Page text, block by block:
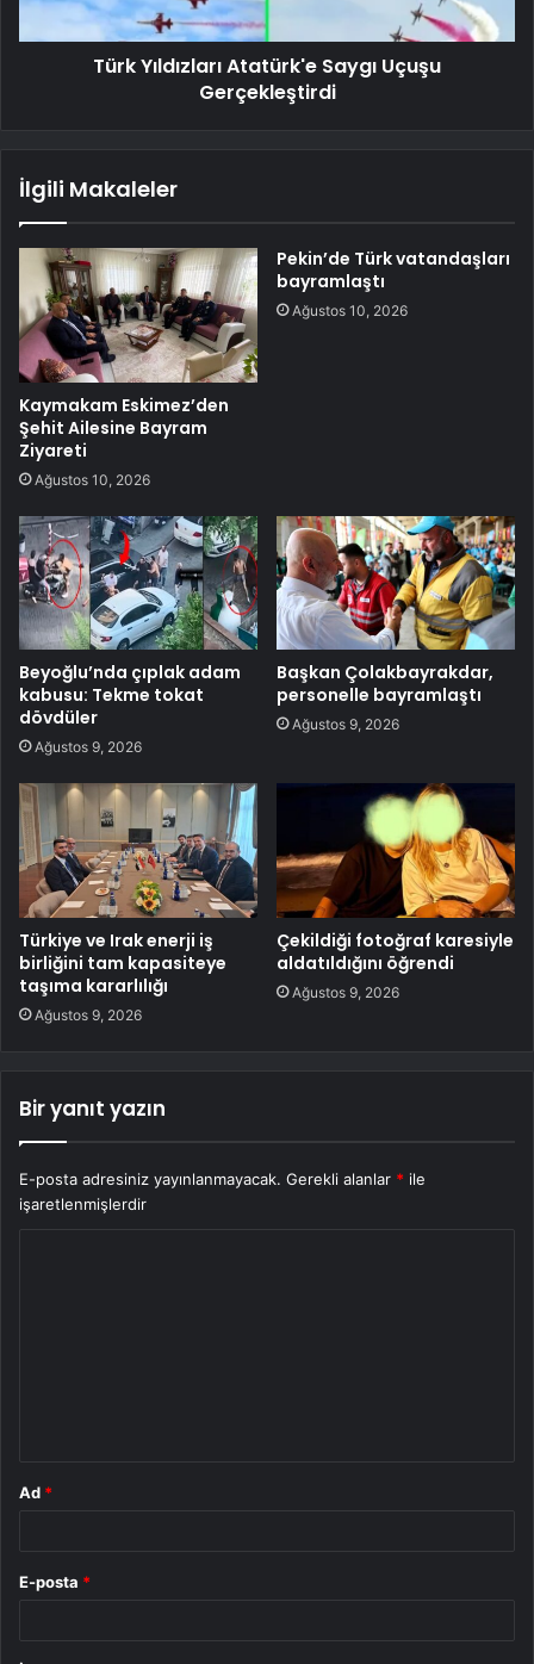
Türk Yıldızları Atatürk'e Saygı Uçuşu
Gerçekleştirdi
İlgili Makaleler
Kaymakam Eskimez’den
Şehit Ailesine Bayram
Ziyareti
Ağustos 10, 2026
Pekin’de Türk vatandaşları
bayramlaştı
Ağustos 10, 2026
Beyoğlu’nda çıplak adam
kabusu: Tekme tokat
dövdüler
Ağustos 9, 2026
Başkan Çolakbayrakdar,
personelle bayramlaştı
Ağustos 9, 2026
Türkiye ve Irak enerji iş
birliğini tam kapasiteye
taşıma kararlılığı
Ağustos 9, 2026
Çekildiği fotoğraf karesiyle
aldatıldığını öğrendi
Ağustos 9, 2026
Bir yanıt yazın
E-posta adresiniz yayınlanmayacak. Gerekli alanlar * ile
işaretlenmişlerdir
Ad *
E-posta *